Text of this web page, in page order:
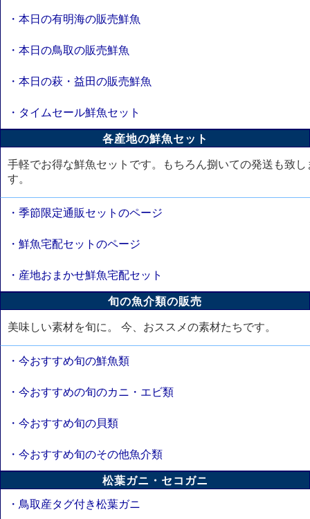
・本日の有明海の販売鮮魚
・本日の鳥取の販売鮮魚
・本日の萩・益田の販売鮮魚
・タイムセール鮮魚セット
各産地の鮮魚セット
手軽でお得な鮮魚セットです。もちろん捌いての発送も致し
す。
・季節限定通販セットのページ
・鮮魚宅配セットのページ
・産地おまかせ鮮魚宅配セット
旬の魚介類の販売
美味しい素材を旬に。 今、おススメの素材たちです。
・今おすすめ旬の鮮魚類
・今おすすめの旬のカニ・エビ類
・今おすすめ旬の貝類
・今おすすめ旬のその他魚介類
松葉ガニ・セコガニ
・鳥取産タグ付き松葉ガニ